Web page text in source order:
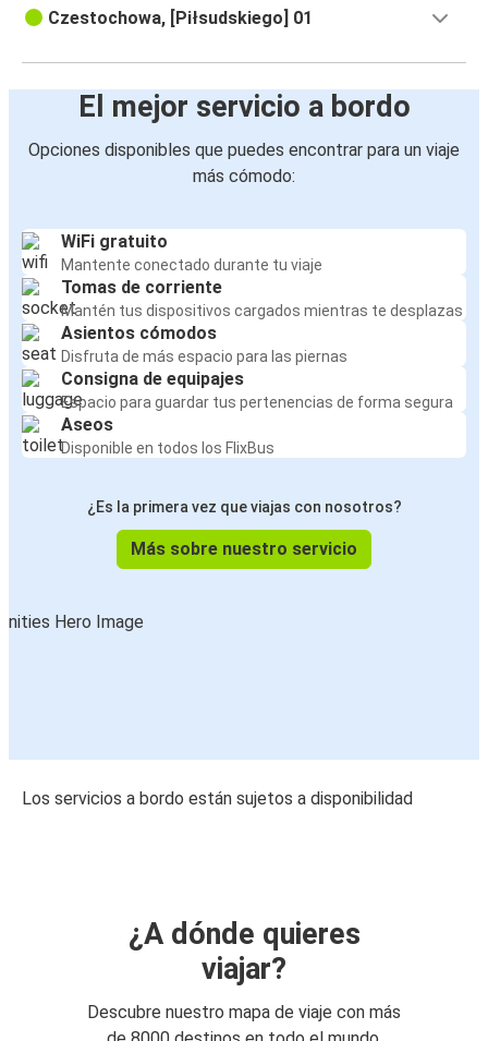
Czestochowa, [Piłsudskiego] 01
El mejor servicio a bordo
Opciones disponibles que puedes encontrar para un viaje
más cómodo:
WiFi gratuito
Mantente conectado durante tu viaje
Tomas de corriente
Mantén tus dispositivos cargados mientras te desplazas
Asientos cómodos
Disfruta de más espacio para las piernas
Consigna de equipajes
Espacio para guardar tus pertenencias de forma segura
Aseos
Disponible en todos los FlixBus
¿Es la primera vez que viajas con nosotros?
Más sobre nuestro servicio
Los servicios a bordo están sujetos a disponibilidad
¿A dónde quieres
viajar?
Descubre nuestro mapa de viaje con más